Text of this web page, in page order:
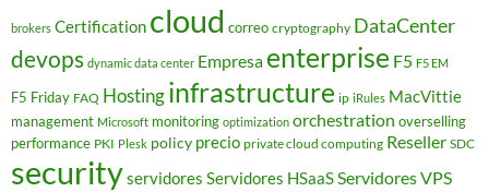
brokers Certification cloud correo cryptography DataCenter
devops dynamic data center Empresa enterprise F5 F5 EM
F5 Friday FAQ Hostinginfrastructure ip iRules MacVittie
management Microsoft monitoring optimization orchestration overselling
performance PKI Plesk policy precio private cloud computing Reseller SDC
securityservidores Servidores HSaaSServidores VPS